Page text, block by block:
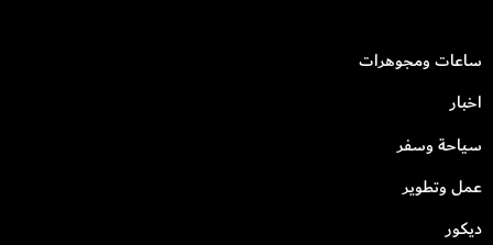
ساعات ومجوهرات
اخبار
سياحة وسفر
عمل وتطوير
ديكور